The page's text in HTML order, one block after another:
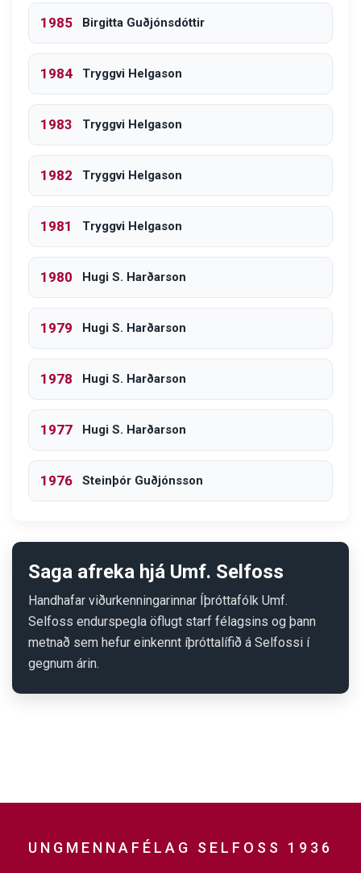
1985 Birgitta Guðjónsdóttir
1984 Tryggvi Helgason
1983 Tryggvi Helgason
1982 Tryggvi Helgason
1981 Tryggvi Helgason
1980 Hugi S. Harðarson
1979 Hugi S. Harðarson
1978 Hugi S. Harðarson
1977 Hugi S. Harðarson
1976 Steinþór Guðjónsson
Saga afreka hjá Umf. Selfoss
Handhafar viðurkenningarinnar Íþróttafólk Umf.
Selfoss endurspegla öflugt starf félagsins og þann
metnað sem hefur einkennt íþróttalífið á Selfossi í
gegnum árin.
UNGMENNAFÉLAG SELFOSS 1936